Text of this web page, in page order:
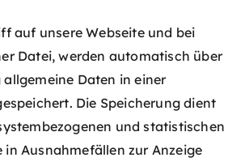
auf unsere Webseite und bei
Datei, werden automatisch über
allgemeine Daten in einer
Die Speicherung dient
und statistischen
in Ausnahmefällen zur Anzeige